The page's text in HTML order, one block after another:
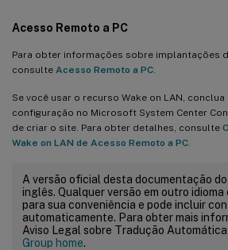
Acesso Remoto a PC
Para obter informações sobre implantações
consulte Acesso Remoto a PC
Se você usar o recurso Wake on LAN,
configuração no Microsoft System Center
de criar o site. Para obter detalhes, consulte
Wake on LAN de Acesso Remoto a PC
A versão oficial desta documentação
inglês. Qualquer versão em outro
para sua conveniência e pode incluir
automaticamente. Para obter mais
Aviso Legal sobre Tradução Automática
Group home.